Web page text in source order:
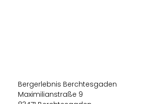
Bergerlebnis Berchtesgaden
Maximilianstraße 9